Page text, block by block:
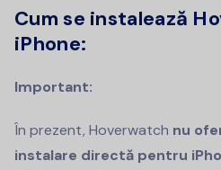
Cum se instalează
iPhone:
Important:
În prezent, Hoverwatch nu
instalare directă pentru